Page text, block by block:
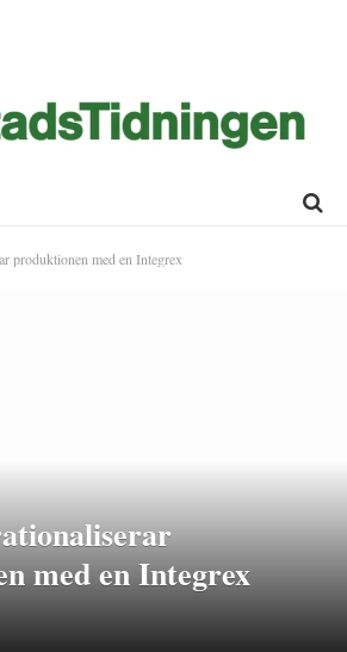
produktionen med en Integrex
med en Integrex